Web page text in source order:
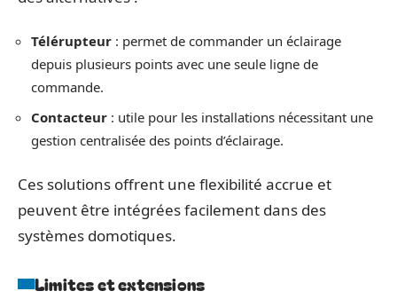
Télérupteur : permet de commander un éclairage
depuis plusieurs points avec une seule ligne de
commande.
Contacteur : utile pour les installations nécessitant une
gestion centralisée des points d’éclairage.
Ces solutions offrent une flexibilité accrue et
peuvent être intégrées facilement dans des
systèmes domotiques.
Limites et extensions